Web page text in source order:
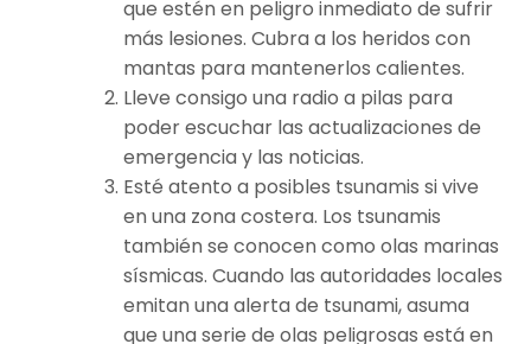
que estén en peligro inmediato de sufrir
más lesiones. Cubra a los heridos con
mantas para mantenerlos calientes.
Lleve consigo una radio a pilas para
poder escuchar las actualizaciones de
emergencia y las noticias.
Esté atento a posibles tsunamis si vive
en una zona costera. Los tsunamis
también se conocen como olas marinas
sísmicas. Cuando las autoridades locales
emitan una alerta de tsunami, asuma
que una serie de olas peligrosas está en